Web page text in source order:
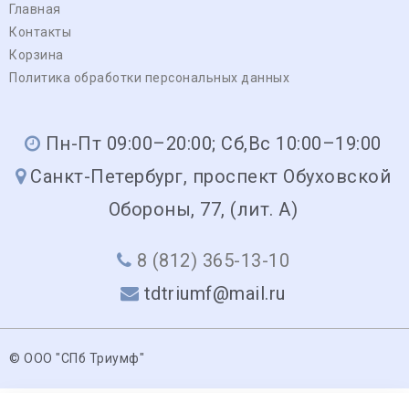
Главная
Контакты
Корзина
Политика обработки персональных данных
Пн-Пт 09:00–20:00; Сб,Вс 10:00–19:00
Санкт-Петербург, проспект Обуховской
Обороны, 77, (лит. А)
8 (812) 365-13-10
tdtriumf@mail.ru
© ООО "СПб Триумф"